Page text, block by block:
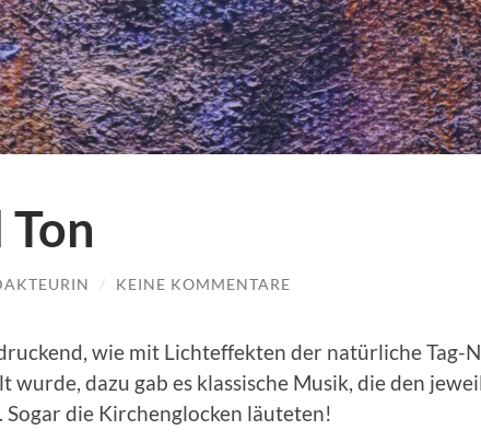
/ KEINE KOMMENTARE
wie mit Lichteffekten der natürliche Tag-
wurde, dazu gab es klassische Musik, die den
die Kirchenglocken läuteten!